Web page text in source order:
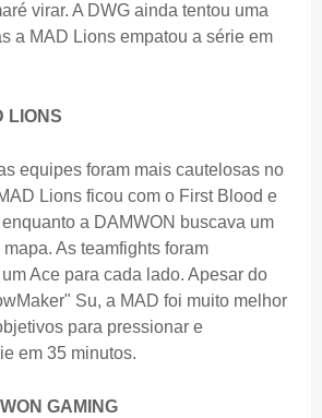
virar. A DWG ainda tentou uma
a MAD Lions empatou a série em
LIONS
equipes foram mais cautelosas no
Lions ficou com o First Blood e
a DAMWON buscava um
As teamfights foram
Ace para cada lado. Apesar do
Su, a MAD foi muito melhor
para pressionar e
em 35 minutos.
GAMING